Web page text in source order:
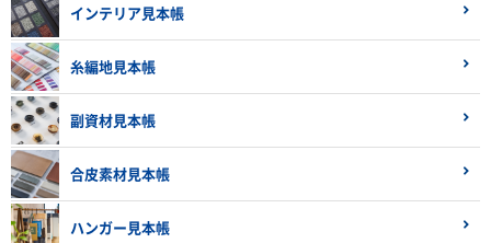
インテリア見本帳
糸編地見本帳
副資材見本帳
合皮素材見本帳
ハンガー見本帳